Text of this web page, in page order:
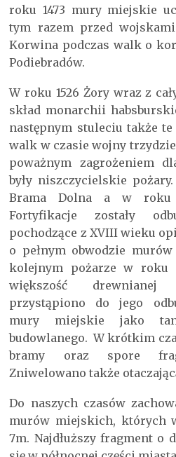
roku 1473 mury miejskie
tym razem przed
Korwina podczas walk o
Podiebradów.
W roku 1526 Żory wraz z
skład monarchii
następnym stuleciu także
walk w czasie wojny
poważnym zagrożeniem
były niszczycielskie pożary.
Brama Dolna a w roku
Fortyfikacje zostały
pochodzące z XVIII wieku
o pełnym obwodzie
kolejnym pożarze w roku
większość drewnianej
przystąpiono do jego
mury miejskie jako
budowlanego. W krótkim
bramy oraz spore
Zniwelowano także
Do naszych czasów
murów miejskich, których
7m. Najdłuższy fragment o